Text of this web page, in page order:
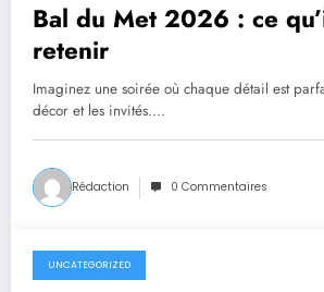
Bal du Met 2026 : ce
retenir
Imaginez une soirée où chaque détail est
décor et les invités.…
Rédaction 0 Commentaires
juillet 1, 2026
UNCATEGORIZED